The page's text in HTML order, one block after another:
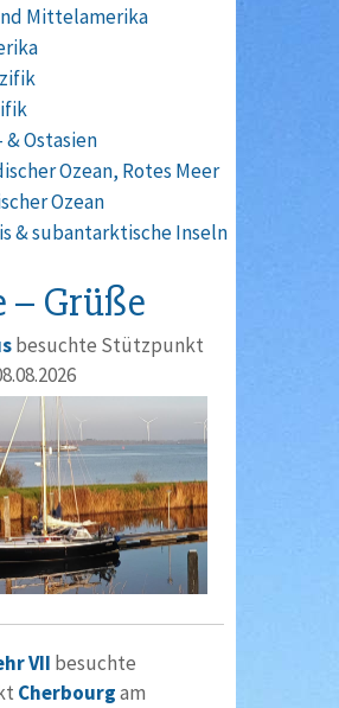
Mittelamerika
Ostasien
Ozean, Rotes Meer
Ozean
& subantarktische Inseln
– Grüße
besuchte Stützpunkt
VII besuchte
Cherbourgam